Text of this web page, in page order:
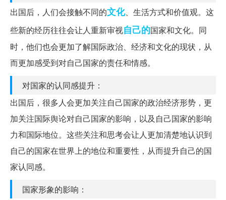
出国后，人们会接触不同的文化、生活方式和价值观。这
些新的经历往往会让人重新审视自己的国家和文化。同
时，他们也会更加了解国际政治、经济和文化的现状，从
而更加感受到对自己国家的责任和情感。
对国家的认同感提升：
出国后，很多人会更加关注自己国家的政治经济形势，更
加关注国际舆论对自己国家的影响，以及自己国家的影响
力和国际地位。这些关注和思考会让人更加清楚地认识到
自己的国家在世界上的地位和重要性，从而提升自己的国
家认同感。
国家形象的影响：